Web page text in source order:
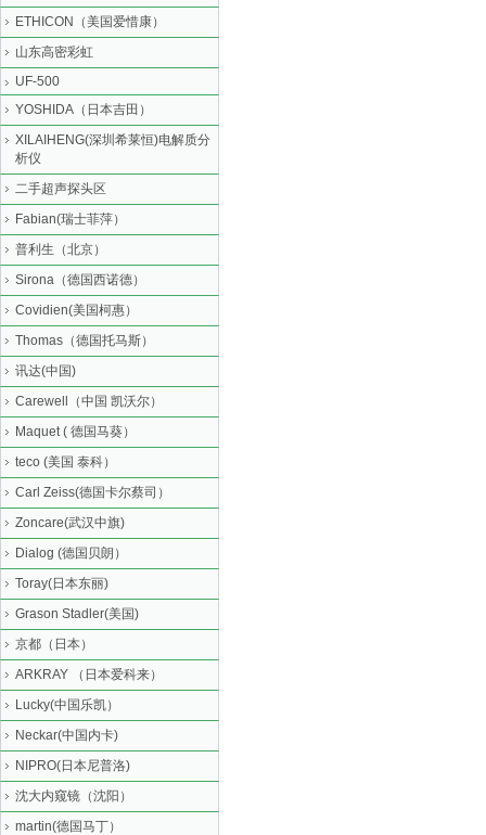
ETHICON（美国爱惜康）
山东高密彩虹
UF-500
YOSHIDA（日本吉田）
XILAIHENG(深圳希莱恒)电解质分
析仪
二手超声探头区
Fabian(瑞士菲萍）
普利生（北京）
Sirona（德国西诺德）
Covidien(美国柯惠）
Thomas（德国托马斯）
讯达(中国)
Carewell（中国 凯沃尔）
Maquet ( 德国马葵）
teco (美国 泰科）
Carl Zeiss(德国卡尔蔡司）
Zoncare(武汉中旗)
Dialog (德国贝朗）
Toray(日本东丽)
Grason Stadler(美国)
京都（日本）
ARKRAY （日本爱科来）
Lucky(中国乐凯）
Neckar(中国内卡)
NIPRO(日本尼普洛)
沈大内窥镜（沈阳）
martin(德国马丁）